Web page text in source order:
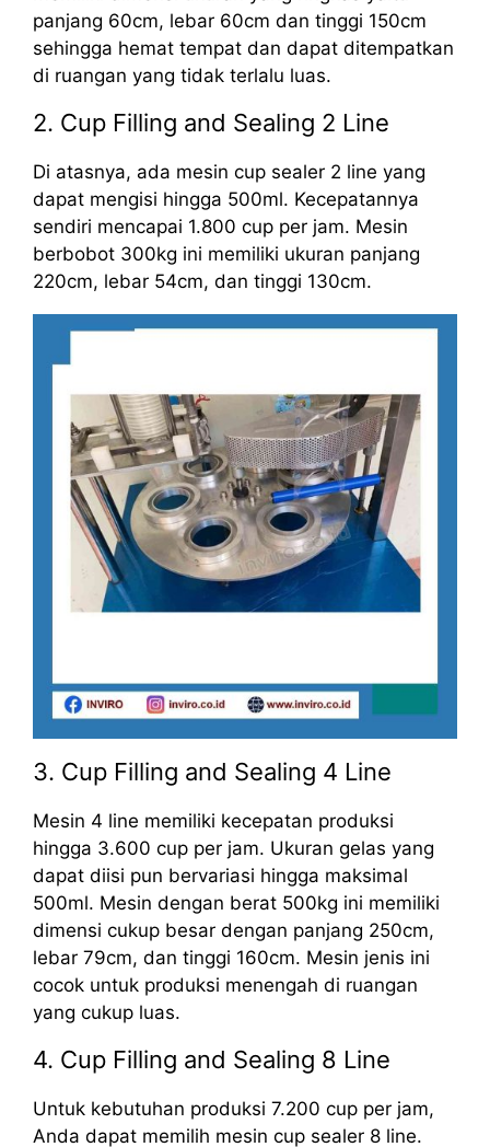
panjang 60cm, lebar 60cm dan tinggi 150cm
sehingga hemat tempat dan dapat ditempatkan
di ruangan yang tidak terlalu luas.
2. Cup Filling and Sealing 2 Line
Di atasnya, ada mesin cup sealer 2 line yang
dapat mengisi hingga 500ml. Kecepatannya
sendiri mencapai 1.800 cup per jam. Mesin
berbobot 300kg ini memiliki ukuran panjang
220cm, lebar 54cm, dan tinggi 130cm.
3. Cup Filling and Sealing 4 Line
Mesin 4 line memiliki kecepatan produksi
hingga 3.600 cup per jam. Ukuran gelas yang
dapat diisi pun bervariasi hingga maksimal
500ml. Mesin dengan berat 500kg ini memiliki
dimensi cukup besar dengan panjang 250cm,
lebar 79cm, dan tinggi 160cm. Mesin jenis ini
cocok untuk produksi menengah di ruangan
yang cukup luas.
4. Cup Filling and Sealing 8 Line
Untuk kebutuhan produksi 7.200 cup per jam,
Anda dapat memilih mesin cup sealer 8 line.